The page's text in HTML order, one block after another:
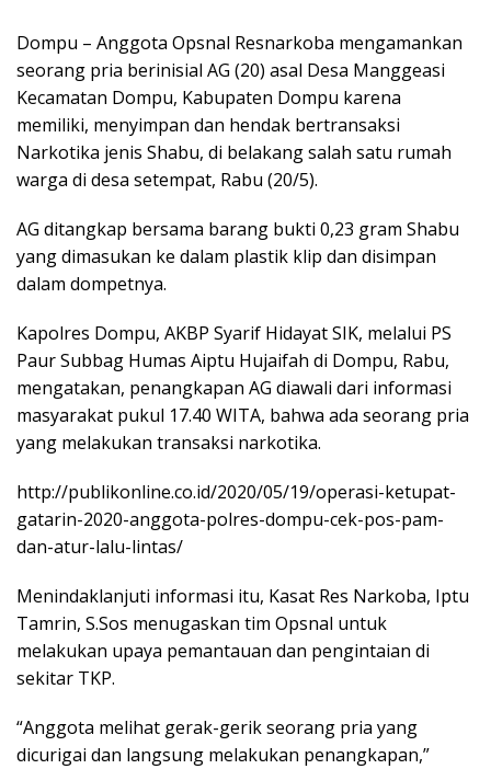
Dompu – Anggota Opsnal Resnarkoba mengamankan
seorang pria berinisial AG (20) asal Desa Manggeasi
Kecamatan Dompu, Kabupaten Dompu karena
memiliki, menyimpan dan hendak bertransaksi
Narkotika jenis Shabu, di belakang salah satu rumah
warga di desa setempat, Rabu (20/5).
AG ditangkap bersama barang bukti 0,23 gram Shabu
yang dimasukan ke dalam plastik klip dan disimpan
dalam dompetnya.
Kapolres Dompu, AKBP Syarif Hidayat SIK, melalui PS
Paur Subbag Humas Aiptu Hujaifah di Dompu, Rabu,
mengatakan, penangkapan AG diawali dari informasi
masyarakat pukul 17.40 WITA, bahwa ada seorang pria
yang melakukan transaksi narkotika.
http://publikonline.co.id/2020/05/19/operasi-ketupat-
gatarin-2020-anggota-polres-dompu-cek-pos-pam-
dan-atur-lalu-lintas/
Menindaklanjuti informasi itu, Kasat Res Narkoba, Iptu
Tamrin, S.Sos menugaskan tim Opsnal untuk
melakukan upaya pemantauan dan pengintaian di
sekitar TKP.
“Anggota melihat gerak-gerik seorang pria yang
dicurigai dan langsung melakukan penangkapan,”